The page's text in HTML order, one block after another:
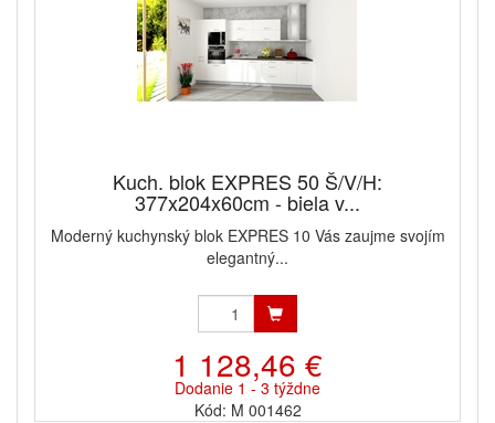
Kuch. blok EXPRES 50 Š/V/H:
377x204x60cm - biela v...
Moderný kuchynský blok EXPRES 10 Vás zaujme svojím
elegantný...
1 128,46 €
Dodanie 1 - 3 týždne
Kód: M 001462